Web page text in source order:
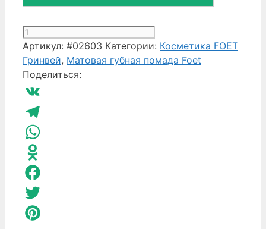
Количество
товара
Foet
Матовая
губная
Манящее
золото
Артикул: #02603 Категории: Косметика FOET
Гринвей, Матовая губная помада Foet
Поделиться:
VK
Telegram
WhatsApp
Odnoklassniki
Facebook
Twitter